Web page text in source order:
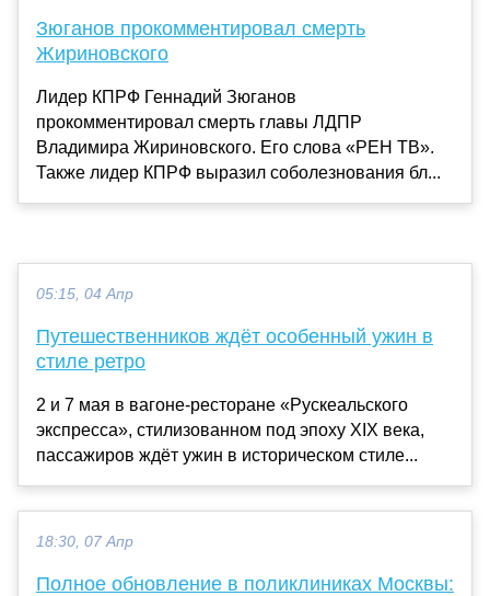
Зюганов прокомментировал смерть
Жириновского
Лидер КПРФ Геннадий Зюганов
прокомментировал смерть главы ЛДПР
Владимира Жириновского. Его слова «РЕН ТВ».
Также лидер КПРФ выразил соболезнования бл...
05:15, 04 Апр
Путешественников ждёт особенный ужин в
стиле ретро
2 и 7 мая в вагоне-ресторане «Рускеальского
экспресса», стилизованном под эпоху XIX века,
пассажиров ждёт ужин в историческом стиле...
18:30, 07 Апр
Полное обновление в поликлиниках Москвы: